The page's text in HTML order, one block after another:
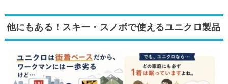
他にもある！スキー・スノボで使えるユニクロ製品